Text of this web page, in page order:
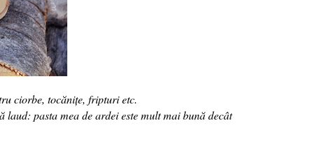
ciorbe, tocănițe, fripturi etc.
pasta mea de ardei este mult mai bună decât